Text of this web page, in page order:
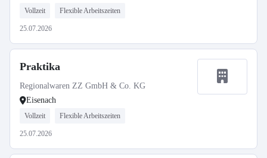
Vollzeit Flexible Arbeitszeiten
25.07.2026
Praktika
Regionalwaren ZZ GmbH & Co. KG
Eisenach
Vollzeit Flexible Arbeitszeiten
25.07.2026